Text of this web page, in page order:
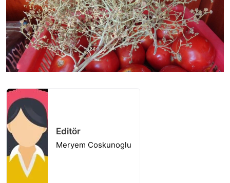
Editör
Meryem Coskunoglu